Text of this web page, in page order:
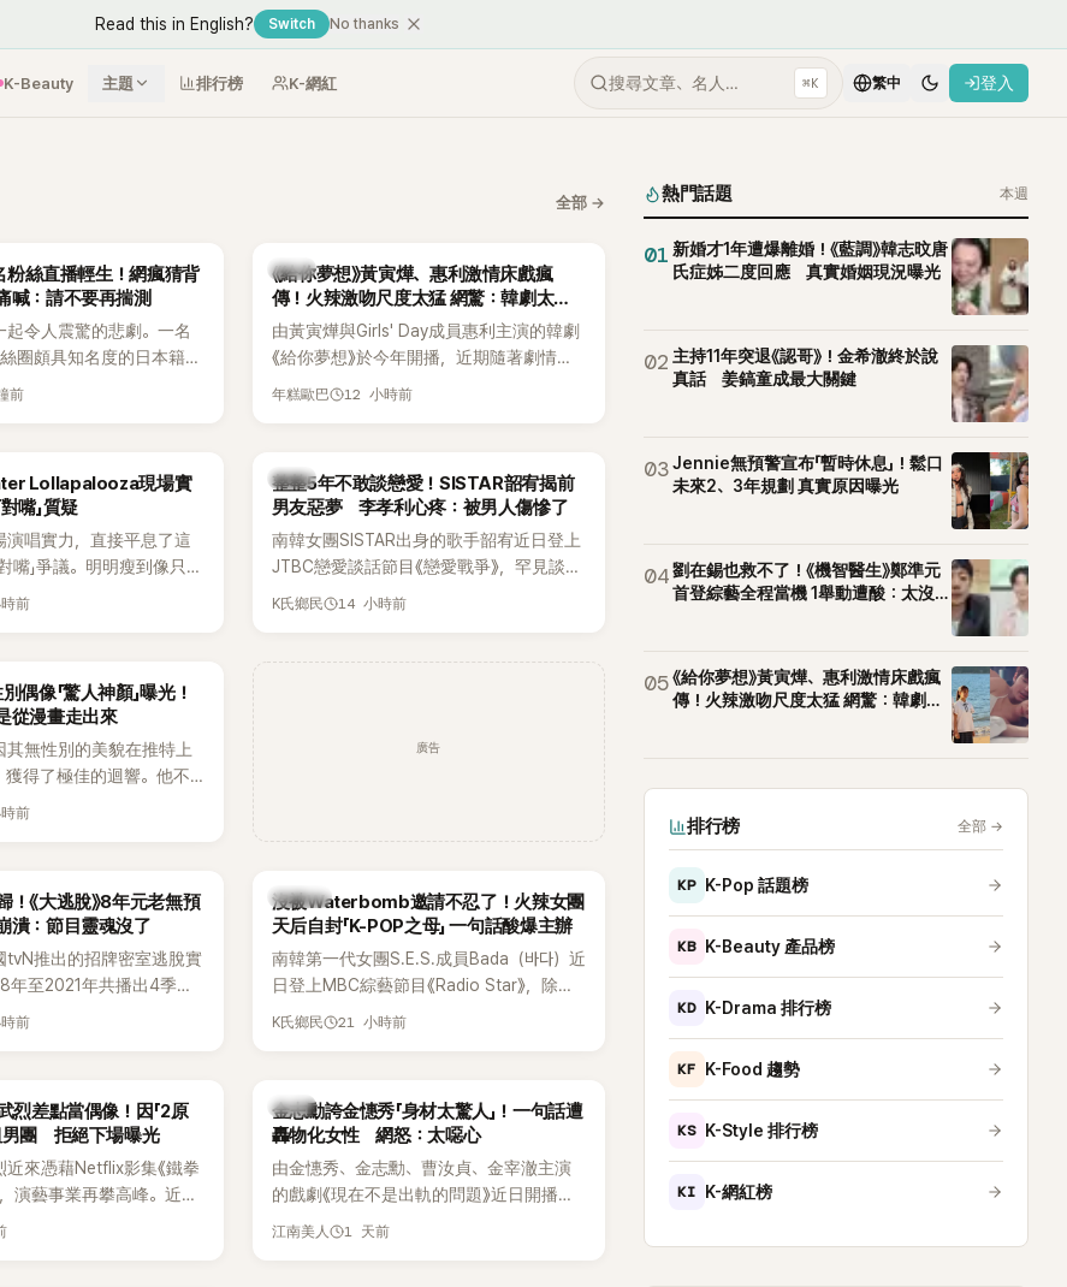
Read this in English? Switch No thanks
K-Beauty 主題 排行榜 K-網紅 搜尋文章、名人… ⌘K 繁中 登入
全部 →
粉絲直播輕生！網瘋猜背
：請不要再揣測
起令人震驚的悲劇。一名
圈頗具知名度的日本籍女
直播期間輕生，最終
安息。
前
韓劇
《給你夢想》黃寅燁、惠利激情床戲瘋
傳！火辣激吻尺度太猛 網驚：韓劇太敢
拍
由黃寅燁與Girls' Day成員惠利主演的韓劇
《給你夢想》於今年開播，近期隨著劇情進
入高潮，男女主角的感情線快速升溫。最
年糕歐巴 12 小時前
Lollapalooza現場實
嘴」質疑
演唱實力，直接平息了這
嘴」爭議。明明瘦到像只剩
出這麼驚人的爆發力和
前
韓星
整整5年不敢談戀愛！SISTAR韶宥揭前
男友惡夢 李孝利心疼：被男人傷慘了
南韓女團SISTAR出身的歌手韶宥近日登上
JTBC戀愛談話節目《戀愛戰爭》，罕見談及
自己的感情生活，不僅坦言已經整整5年沒
K氏鄉民 14 小時前
偶像「驚人神顏」曝光！
從漫畫走出來
其無性別的美貌在推特上
獲得了極佳的迴響。他不
也備受讚譽。
前
廣告
！《大逃脫》8年元老無預
：節目靈魂沒了
tvN推出的招牌密室逃脫實
年至2021年共播出4季，
整的「大逃脫宇宙
前
K-POP
沒被Waterbomb邀請不忍了！火辣女團
天后自封「K-POP之母」 一句話酸爆主辦
南韓第一代女團S.E.S.成員Bada（바다）近
日登上MBC綜藝節目《Radio Star》，除了
分享近況，還罕見公開向夏季音樂節
根本只是懂了皮毛。」一番話笑翻全場，也
引發網友熱議。
K氏鄉民 21 小時前
烈差點當偶像！因「2原
男團 拒絕下場曝光
來憑藉Netflix影集《鐵拳
演藝事業再攀高峰。近日
知的出道祕辛，原來他
韓星
金志勳誇金憓秀「身材太驚人」！一句話遭
轟物化女性 網怒：太噁心
由金憓秀、金志勳、曹汝貞、金宰澈主演
的戲劇《現在不是出軌的問題》近日開播，
為宣傳新作品，四位主演一同出演
江南美人 1 天前
熱門話題 本週
01 新婚才1年遭爆離婚！《藍調》韓志旼唐
氏症姊二度回應 真實婚姻現況曝光
02 主持11年突退《認哥》！金希澈終於說
真話 姜鎬童成最大關鍵
03Jennie無預警宣布「暫時休息」！鬆口
未來2、3年規劃 真實原因曝光
04劉在錫也救不了！《機智醫生》鄭準元
首登綜藝全程當機 1舉動遭酸：太沒誠
05《給你夢想》黃寅燁、惠利激情床戲瘋
傳！火辣激吻尺度太猛 網驚：韓劇太
排行榜 全部 →
KP K-Pop 話題榜
KB K-Beauty 產品榜
KD K-Drama 排行榜
KF K-Food 趨勢
KS K-Style 排行榜
KI K-網紅榜